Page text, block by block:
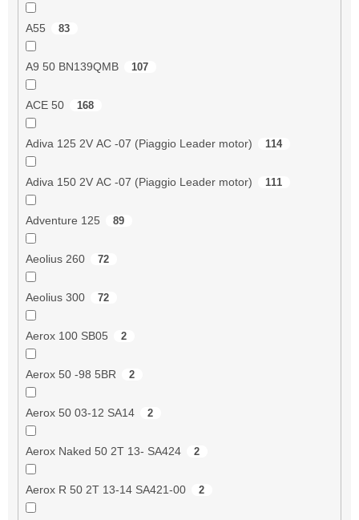
A55 83
A9 50 BN139QMB 107
ACE 50 168
Adiva 125 2V AC -07 (Piaggio Leader motor) 114
Adiva 150 2V AC -07 (Piaggio Leader motor) 111
Adventure 125 89
Aeolius 260 72
Aeolius 300 72
Aerox 100 SB05 2
Aerox 50 -98 5BR 2
Aerox 50 03-12 SA14 2
Aerox Naked 50 2T 13- SA424 2
Aerox R 50 2T 13-14 SA421-00 2